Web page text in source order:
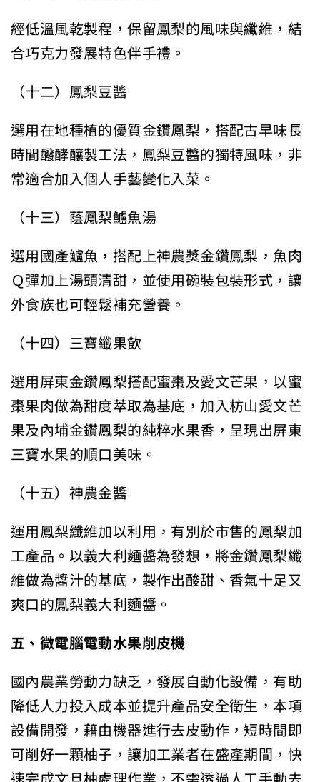
經低溫風乾製程，保留鳳梨的風味與纖維，結
合巧克力發展特色伴手禮。
（十二）鳳梨豆醬
選用在地種植的優質金鑽鳳梨，搭配古早味長
時間醱酵釀製工法，鳳梨豆醬的獨特風味，非
常適合加入個人手藝變化入菜。
（十三）蔭鳳梨鱸魚湯
選用國產鱸魚，搭配上神農獎金鑽鳳梨，魚肉
Ｑ彈加上湯頭清甜，並使用碗裝包裝形式，讓
外食族也可輕鬆補充營養。
（十四）三寶纖果飲
選用屏東金鑽鳳梨搭配蜜棗及愛文芒果，以蜜
棗果肉做為甜度萃取為基底，加入枋山愛文芒
果及內埔金鑽鳳梨的純粹水果香，呈現出屏東
三寶水果的順口美味。
（十五）神農金醬
運用鳳梨纖維加以利用，有別於市售的鳳梨加
工產品。以義大利麵醬為發想，將金鑽鳳梨纖
維做為醬汁的基底，製作出酸甜、香氣十足又
爽口的鳳梨義大利麵醬。
五、微電腦電動水果削皮機
國內農業勞動力缺乏，發展自動化設備，有助
降低人力投入成本並提升產品安全衛生，本項
設備開發，藉由機器進行去皮動作，短時間即
可削好一顆柚子，讓加工業者在盛產期間，快